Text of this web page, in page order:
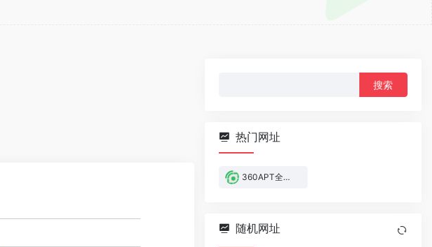
热门网址
360APT全景雷达
随机网址